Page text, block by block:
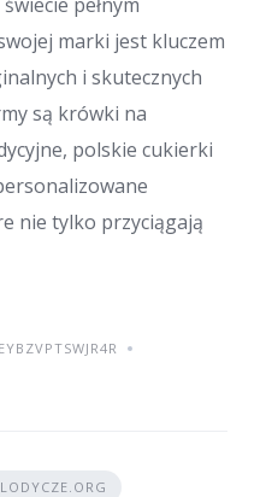
marki jest kluczem
i skutecznych
są krówki na
polskie cukierki
nie tylko przyciągają